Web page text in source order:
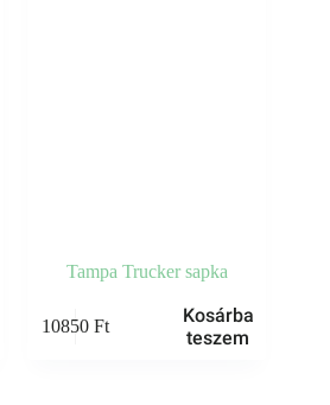
Tampa Trucker sapka
10850 Ft
Kosárba
teszem